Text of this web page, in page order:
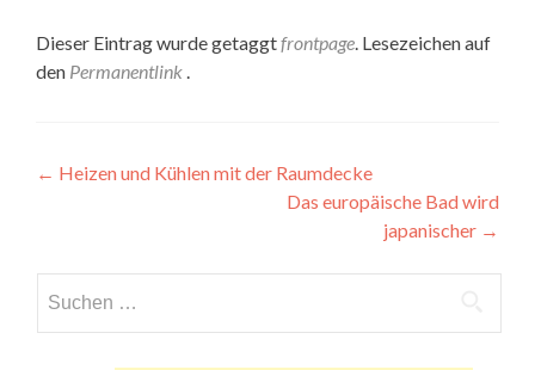
Dieser Eintrag wurde getaggtfrontpage. Lesezeichen auf
den Permanentlink .
Beitragsnavigation
← Heizen und Kühlen mit der Raumdecke
Das europäische Bad wird
japanischer →
nach: